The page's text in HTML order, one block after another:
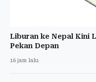
Liburan ke Nepal Kini
Pekan Depan
16 jam lalu